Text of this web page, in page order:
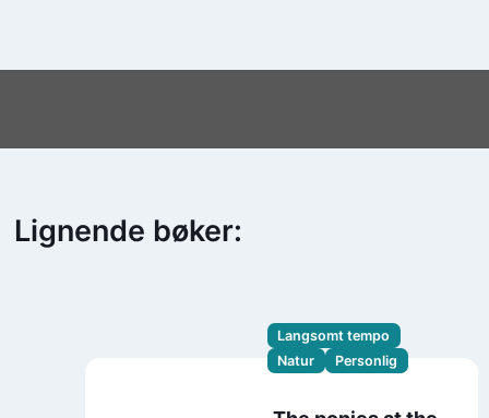
Lignende bøker:
Langsomt tempo
Natur
Personlig